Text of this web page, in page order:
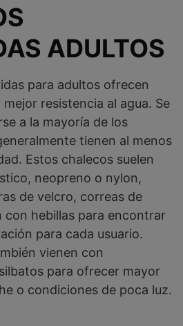
ADULTOS
para adultos ofrecen
resistencia al agua. Se
a la mayoría de los
tienen al menos
Estos chalecos suelen
neopreno o nylon,
de velcro, correas de
con hebillas para encontrar
para cada usuario.
vienen con
para ofrecer mayor
o condiciones de poca luz.